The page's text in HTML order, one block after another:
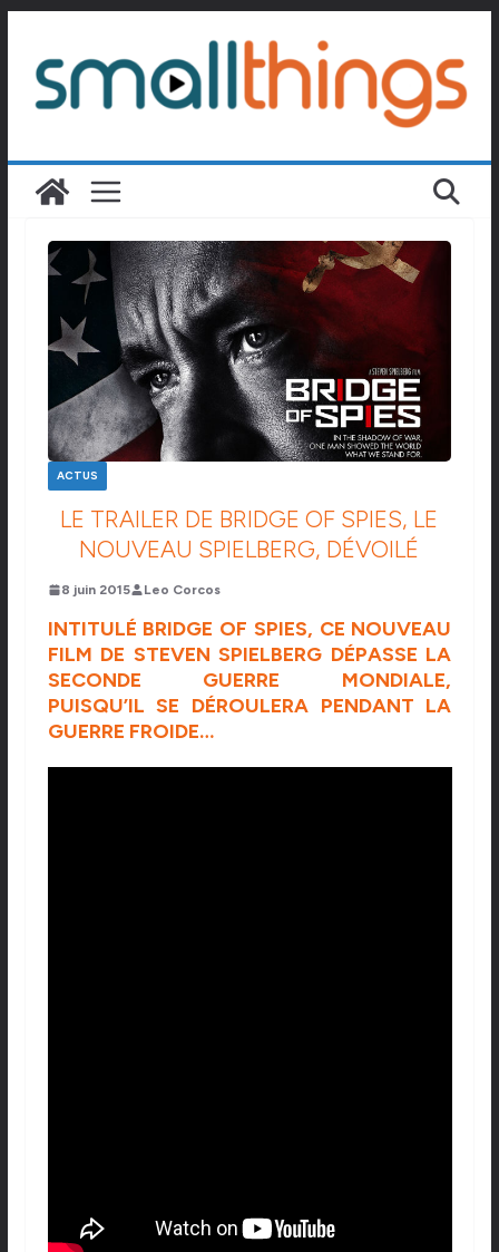
contenu
ACTUS
LE TRAILER DE BRIDGE OF SPIES, LE
NOUVEAU SPIELBERG, DÉVOILÉ
8 juin 2015 Leo Corcos
INTITULÉ BRIDGE OF SPIES, CE NOUVEAU
FILM DE STEVEN SPIELBERG DÉPASSE LA
SECONDE GUERRE MONDIALE,
PUISQU’IL SE DÉROULERA PENDANT LA
GUERRE FROIDE…